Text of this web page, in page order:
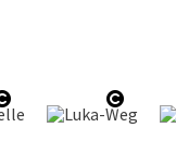
Copyright öffnen